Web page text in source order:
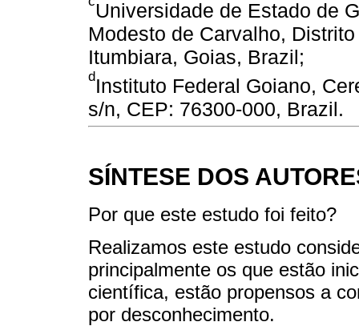
Universidade de Estado de
Modesto de Carvalho,
Itumbiara, Goias, Brazil;
dInstituto Federal Goiano,
s/n, CEP: 76300-000, Brazil.
SÍNTESE DOS
Por que este estudo foi feito?
Realizamos este estudo
principalmente os que estão
científica, estão propensos a
por desconhecimento.